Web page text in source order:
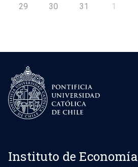
29 30 31 1
Instituto de Economía